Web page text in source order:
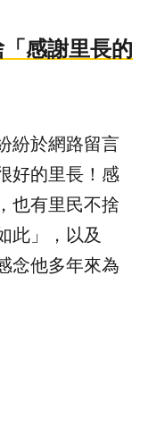
感謝里長的
紛於網路留言
好的里長！感
也有里民不捨
此」，以及
念他多年來為